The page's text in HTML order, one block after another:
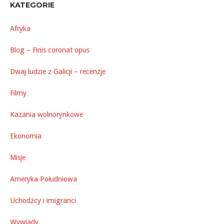
KATEGORIE
Afryka
Blog – Finis coronat opus
Dwaj ludzie z Galicji – recenzje
Filmy
Kazania wolnorynkowe
Ekonomia
Misje
Ameryka Południowa
Uchodźcy i imigranci
Wywiady